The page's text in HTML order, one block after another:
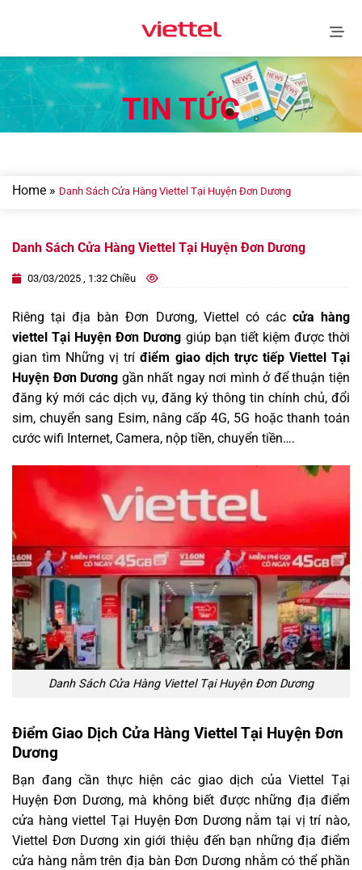
TIN TỨC
Home » Danh Sách Cửa Hàng Viettel Tại Huyện Đơn Dương
Danh Sách Cửa Hàng Viettel Tại Huyện Đơn Dương
03/03/2025 , 1:32 Chiều
Riêng tại địa bàn Đơn Dương, Viettel có các cửa hàng
viettel Tại Huyện Đơn Dương giúp bạn tiết kiệm được thời
gian tìm Những vị tríđiểm giao dịch trực tiếp Viettel Tại
Huyện Đơn Dương gần nhất ngay nơi mình ở để thuận tiện
đăng ký mới các dịch vụ, đăng ký thông tin chính chủ, đổi
sim, chuyển sang Esim, nâng cấp 4G, 5G hoặc thanh toán
cước wifi Internet, Camera, nộp tiền, chuyển tiền….
Danh Sách Cửa Hàng Viettel Tại Huyện Đơn Dương
Điểm Giao Dịch Cửa Hàng Viettel Tại Huyện Đơn
Dương
Bạn đang cần thực hiện các giao dịch của Viettel Tại
Huyện Đơn Dương, mà không biết được những địa điểm
cửa hàng viettel Tại Huyện Đơn Dương nằm tại vị trí nào,
Viettel Đơn Dương xin giới thiệu đến bạn những địa điểm
cửa hàng nằm trên địa bàn Đơn Dương nhằm có thể phần